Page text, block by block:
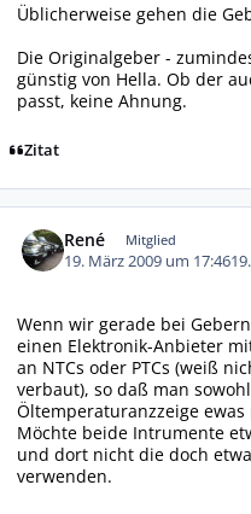
Üblicherweise gehen die
Die Originalgeber -
günstig von Hella. Ob der
passt, keine Ahnung.
Zitat
René Mitglied
19. März 2009 um 17:46
Wenn wir gerade bei
einen Elektronik-Anbieter
an NTCs oder PTCs (weiß
verbaut), so daß man
Öltemperaturanzzeige
Möchte beide Intrumente
und dort nicht die doch
verwenden.